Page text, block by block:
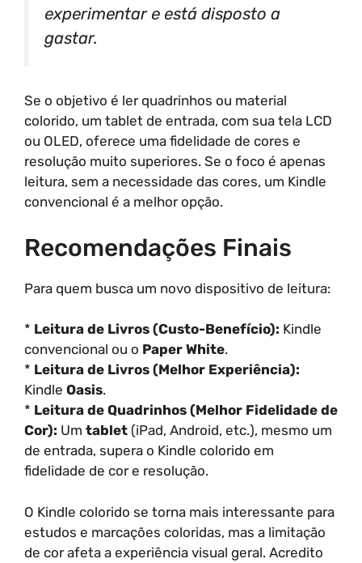
experimentar e está disposto a
gastar.
Se o objetivo é ler quadrinhos ou material
colorido, um tablet de entrada, com sua tela LCD
ou OLED, oferece uma fidelidade de cores e
resolução muito superiores. Se o foco é apenas
leitura, sem a necessidade das cores, um Kindle
convencional é a melhor opção.
Recomendações Finais
Para quem busca um novo dispositivo de leitura:
* Leitura de Livros (Custo-Benefício): Kindle
convencional ou o Paper White.
* Leitura de Livros (Melhor Experiência):
Kindle Oasis.
* Leitura de Quadrinhos (Melhor Fidelidade de
Cor): Um tablet (iPad, Android, etc.), mesmo um
de entrada, supera o Kindle colorido em
fidelidade de cor e resolução.
O Kindle colorido se torna mais interessante para
estudos e marcações coloridas, mas a limitação
de cor afeta a experiência visual geral. Acredito